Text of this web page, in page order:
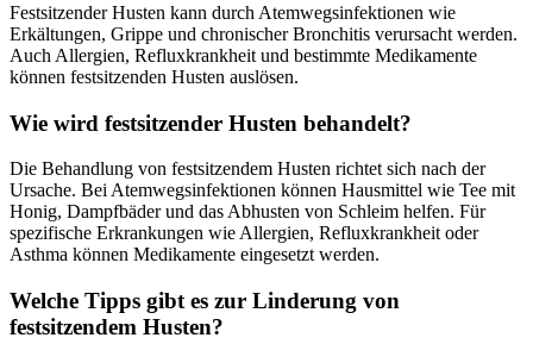
Festsitzender Husten kann durch Atemwegsinfektionen wie
Erkältungen, Grippe und chronischer Bronchitis verursacht werden.
Auch Allergien, Refluxkrankheit und bestimmte Medikamente
können festsitzenden Husten auslösen.
Wie wird festsitzender Husten behandelt?
Die Behandlung von festsitzendem Husten richtet sich nach der
Ursache. Bei Atemwegsinfektionen können Hausmittel wie Tee mit
Honig, Dampfbäder und das Abhusten von Schleim helfen. Für
spezifische Erkrankungen wie Allergien, Refluxkrankheit oder
Asthma können Medikamente eingesetzt werden.
Welche Tipps gibt es zur Linderung von
festsitzendem Husten?